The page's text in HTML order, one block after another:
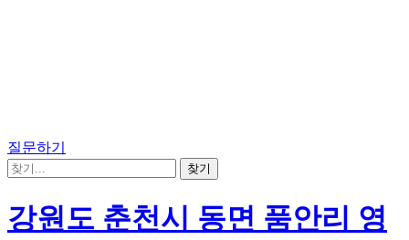
질문하기
강원도 춘천시 동면 품안리 영